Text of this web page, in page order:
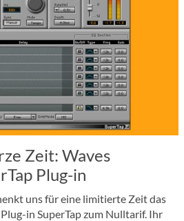
Zeit: Waves
Plug-in
uns für eine limitierte Zeit das
in SuperTap zum Nulltarif. Ihr